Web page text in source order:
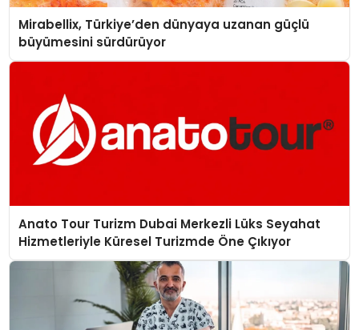
Mirabellix, Türkiye’den dünyaya uzanan güçlü
büyümesini sürdürüyor
Anato Tour Turizm Dubai Merkezli Lüks Seyahat
Hizmetleriyle Küresel Turizmde Öne Çıkıyor